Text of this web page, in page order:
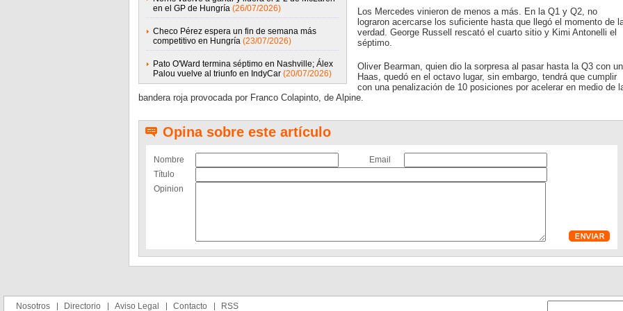
en el GP de Hungría (26/07/2026)
Checo Pérez espera un fin de semana más
competitivo en Hungría (23/07/2026)
Pato O'Ward termina séptimo en Nashville; Álex
Palou vuelve al triunfo en IndyCar (20/07/2026)
Los Mercedes vinieron de menos a más. En la Q1 y Q2, no
lograron acercarse los suficiente hasta que llegó el momento de
verdad. George Russell rescató el cuarto sitio y Kimi Antonelli el
séptimo.
Oliver Bearman, quien dio la sorpresa al pasar hasta la Q3 con un
Haas, quedó en el octavo lugar, sin embargo, tendrá que cumplir
con una penalización de 10 posiciones por acelerar en medio de
bandera roja provocada por Franco Colapinto, de Alpine.
Opina sobre este artículo
Nombre
Email
Título
Opinion
Nosotros Directorio Aviso Legal Contacto RSS